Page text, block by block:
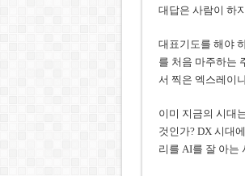
대답은 사람이 하
대표기도를 해야
를 처음 마주하는
서 찍은 엑스레이
이미 지금의 시대
것인가? DX 시대
리를 AI를 잘 아는